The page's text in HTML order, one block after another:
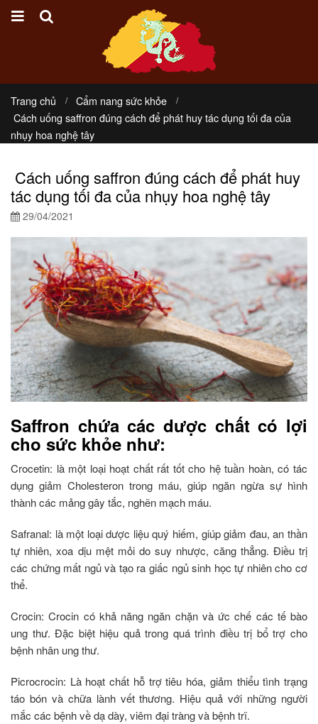
Trang chủ
Cẩm nang sức khỏe
Cách uống saffron đúng cách để phát huy tác dụng tối đa của
nhụy hoa nghệ tây
Cách uống saffron đúng cách để phát huy
tác dụng tối đa của nhụy hoa nghệ tây
29/04/2021
Saffron chứa các dược chất có lợi
cho sức khỏe như:
Crocetin: là một loại hoạt chất rất tốt cho hệ tuần hoàn, có tác
dụng giảm Cholesteron trong máu, giúp ngăn ngừa sự hình
thành các mảng gây tắc, nghẽn mạch máu.
Safranal: là một loại dược liệu quý hiếm, giúp giảm đau, an thần
tự nhiên, xoa dịu mệt mỏi do suy nhược, căng thẳng. Điều trị
các chứng mất ngủ và tạo ra giấc ngủ sinh học tự nhiên cho cơ
thể.
Crocin: Crocin có khả năng ngăn chặn và ức chế các tế bào
ung thư. Đặc biệt hiệu quả trong quá trình điều trị bổ trợ cho
bệnh nhân ung thư.
Picrocrocin: Là hoạt chất hỗ trợ tiêu hóa, giảm thiểu tình trạng
táo bón và chữa lành vết thương. Hiệu quả với những người
mắc các bệnh về dạ dày, viêm đại tràng và bệnh trĩ.